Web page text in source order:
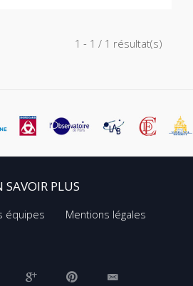
1 - 1 / 1 résultat(s)
SAVOIR PLUS
équipes Mentions légales